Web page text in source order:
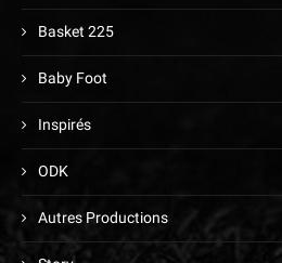
Basket 225
Baby Foot
Inspirés
ODK
Autres Productions